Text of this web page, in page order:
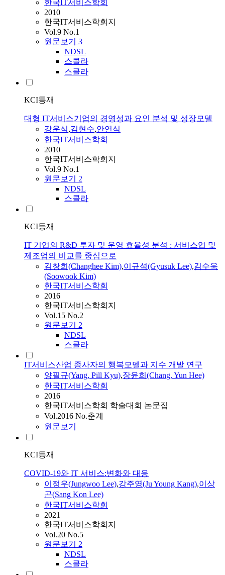
한국IT서비스학회
2010
한국IT서비스학회지
Vol.9 No.1
원문보기 3
NDSL
스콜라
스콜라
KCI등재
대형 IT서비스기업의 경영성과 요인 분석 및 성장모델
강운식,김현수,안연식
한국IT서비스학회
2010
한국IT서비스학회지
Vol.9 No.1
원문보기 2
NDSL
스콜라
KCI등재
IT 기업의 R&D 투자 및 운영 효율성 분석 : 서비스업 및
제조업의 비교를 중심으로
김창희(Changhee Kim),이규석(Gyusuk Lee),김수욱
(Soowook Kim)
한국IT서비스학회
2016
한국IT서비스학회지
Vol.15 No.2
원문보기 2
NDSL
스콜라
IT서비스산업 종사자의 행복모델과 지수 개발 연구
양필규(Yang, Pill Kyu),장윤희(Chang, Yun Hee)
한국IT서비스학회
2016
한국IT서비스학회 학술대회 논문집
Vol.2016 No.춘계
원문보기
KCI등재
COVID-19와 IT 서비스:변화와 대응
이정우(Jungwoo Lee),강주영(Ju Young Kang),이상
곤(Sang Kon Lee)
한국IT서비스학회
2021
한국IT서비스학회지
Vol.20 No.5
원문보기 2
NDSL
스콜라